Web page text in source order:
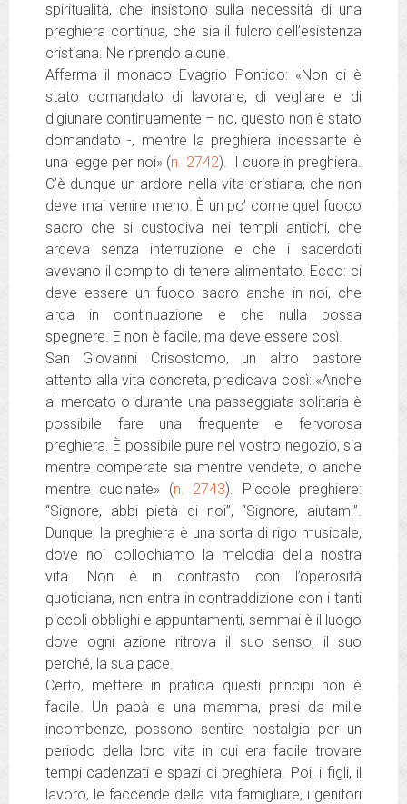
spiritualità, che insistono sulla necessità di una
preghiera continua, che sia il fulcro dell’esistenza
cristiana. Ne riprendo alcune.
Afferma il monaco Evagrio Pontico: «Non ci è
stato comandato di lavorare, di vegliare e di
digiunare continuamente – no, questo non è stato
domandato -, mentre la preghiera incessante è
una legge per noi» (n. 2742). Il cuore in preghiera.
C’è dunque un ardore nella vita cristiana, che non
deve mai venire meno. È un po’ come quel fuoco
sacro che si custodiva nei templi antichi, che
ardeva senza interruzione e che i sacerdoti
avevano il compito di tenere alimentato. Ecco: ci
deve essere un fuoco sacro anche in noi, che
arda in continuazione e che nulla possa
spegnere. E non è facile, ma deve essere così.
San Giovanni Crisostomo, un altro pastore
attento alla vita concreta, predicava così: «Anche
al mercato o durante una passeggiata solitaria è
possibile fare una frequente e fervorosa
preghiera. È possibile pure nel vostro negozio, sia
mentre comperate sia mentre vendete, o anche
mentre cucinate» (n. 2743). Piccole preghiere:
“Signore, abbi pietà di noi”, “Signore, aiutami”.
Dunque, la preghiera è una sorta di rigo musicale,
dove noi collochiamo la melodia della nostra
vita. Non è in contrasto con l’operosità
quotidiana, non entra in contraddizione con i tanti
piccoli obblighi e appuntamenti, semmai è il luogo
dove ogni azione ritrova il suo senso, il suo
perché, la sua pace.
Certo, mettere in pratica questi principi non è
facile. Un papà e una mamma, presi da mille
incombenze, possono sentire nostalgia per un
periodo della loro vita in cui era facile trovare
tempi cadenzati e spazi di preghiera. Poi, i figli, il
lavoro, le faccende della vita famigliare, i genitori